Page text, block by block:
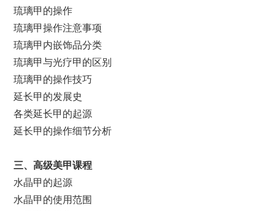
琉璃甲的操作
琉璃甲操作注意事项
琉璃甲内嵌饰品分类
琉璃甲与光疗甲的区别
琉璃甲的操作技巧
延长甲的发展史
各类延长甲的起源
延长甲的操作细节分析
三、高级美甲课程
水晶甲的起源
水晶甲的使用范围